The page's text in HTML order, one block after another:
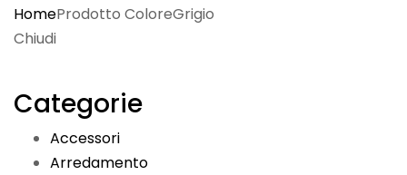
HomeProdotto ColoreGrigio
Chiudi
Categorie
Accessori
Arredamento